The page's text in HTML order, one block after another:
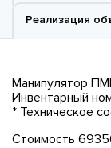
Реализация
Манипулятор
Инвентарный
* Техническое
Стоимость